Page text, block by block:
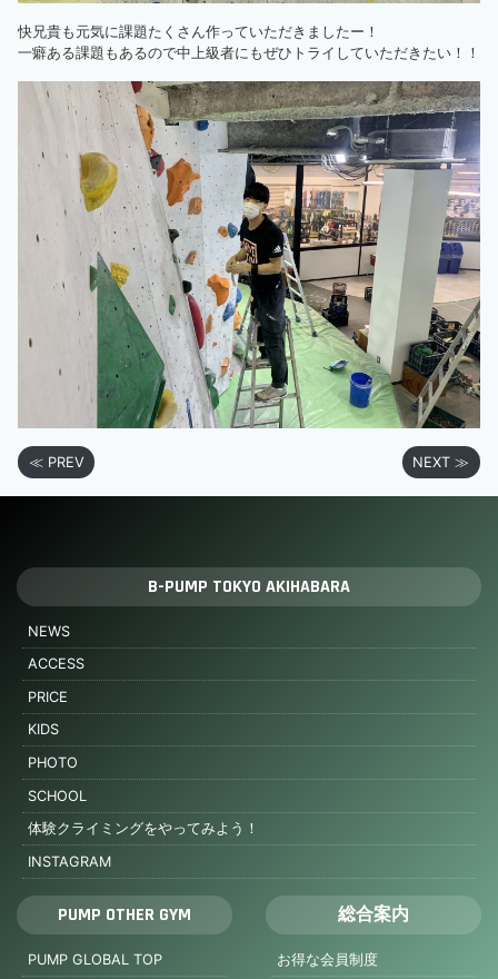
快兄貴も元気に課題たくさん作っていただきましたー！
一癖ある課題もあるので中上級者にもぜひトライしていただきたい！！
≪ PREV NEXT ≫
B-PUMP TOKYO AKIHABARA
NEWS
ACCESS
PRICE
KIDS
PHOTO
SCHOOL
体験クライミングをやってみよう！
INSTAGRAM
PUMP OTHER GYM
PUMP GLOBAL TOP
総合案内
お得な会員制度